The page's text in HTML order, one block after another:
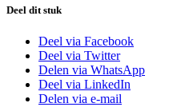
Deel dit stuk
Deel via Facebook
Deel via Twitter
Delen via WhatsApp
Deel via LinkedIn
Delen via e-mail